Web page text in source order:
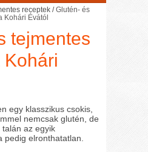
receptek /Glutén- és
Kohári Évától
tejmentes
Kohári
egy klasszikus csokis,
nemcsak glutén, de
talán az egyik
pedig elronthatatlan.